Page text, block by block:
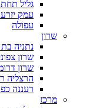
גליל
עמק
עפולה
שרון
נתניה
שרון
שרון
הרצליה
רעננה
מרכז